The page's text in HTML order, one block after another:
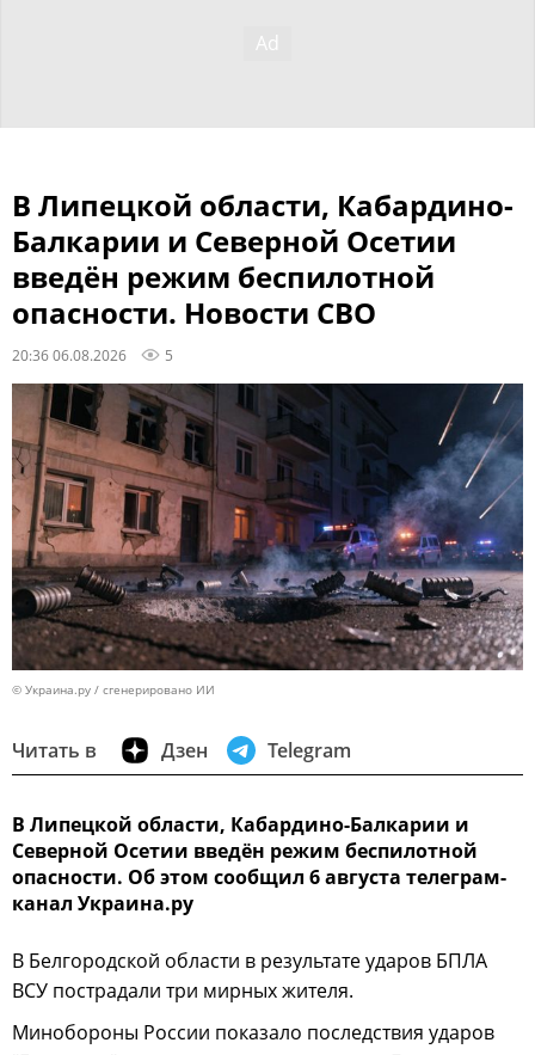
В Липецкой области, Кабардино-
Балкарии и Северной Осетии
введён режим беспилотной
опасности. Новости СВО
20:36 06.08.2026 5
© Украина.ру / сгенерировано ИИ
Читать в Дзен Telegram
В Липецкой области, Кабардино-Балкарии и
Северной Осетии введён режим беспилотной
опасности. Об этом сообщил 6 августа телеграм-
канал Украина.ру
В Белгородской области в результате ударов БПЛА
ВСУ пострадали три мирных жителя.
Минобороны России показало последствия ударов